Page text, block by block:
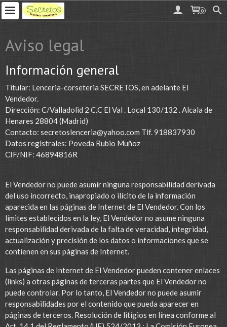
0
Aviso legal
Información general
Titular: Lenceria-corseteria SECRETOS, en adelante El
Vendedor.
Dirección: C/Valladolid 2 C.C El Val . Local 130/132 . Alcala de
Henares 28804 (Madrid)
Contacto: secretoslenceria@yahoo.com Tlf. 918837930
Datos registrales: Poveda Rubio Muñoz
CIF/NIF: 46894816R
El Vendedor no puede asumir ninguna responsabilidad derivada
del uso incorrecto, inapropiado o ilícito de la información
aparecida en las páginas de Internet de El Vendedor. Con los
límites establecidos en la ley, El Vendedor no asume ninguna
responsabilidad derivada de la falta de veracidad, integridad,
actualización y precisión de los datos o informaciones que se
contienen en sus páginas de Internet.
Las páginas de Internet de El Vendedor pueden contener enlaces
(links) a otras páginas de terceras partes que El Vendedor no
puede controlar. Por lo tanto, El Vendedor no puede asumir
responsabilidades por el contenido que pueda aparecer en
páginas de terceros. Resolución de litigios en línea conforme al